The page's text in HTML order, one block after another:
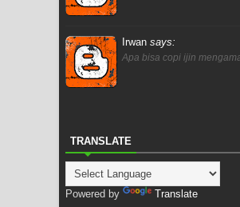
Irwan says:
Apa bisa copi ijin
TRANSLATE
Powered by Translate